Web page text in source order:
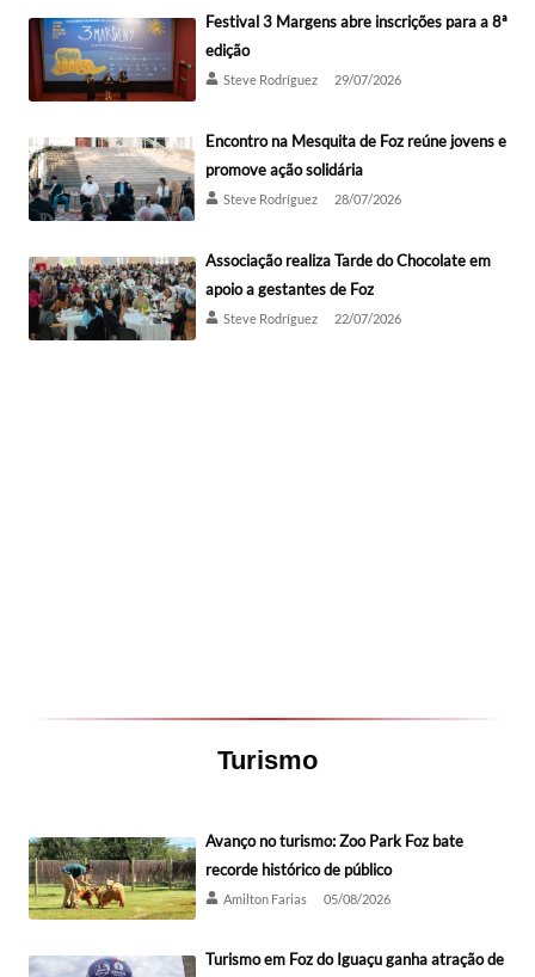
Festival 3 Margens abre inscrições para a 8ª
edição
Steve Rodríguez 29/07/2026
Encontro na Mesquita de Foz reúne jovens e
promove ação solidária
Steve Rodríguez 28/07/2026
Associação realiza Tarde do Chocolate em
apoio a gestantes de Foz
Steve Rodríguez 22/07/2026
Turismo
Avanço no turismo: Zoo Park Foz bate
recorde histórico de público
Amilton Farias 05/08/2026
Turismo em Foz do Iguaçu ganha atração de